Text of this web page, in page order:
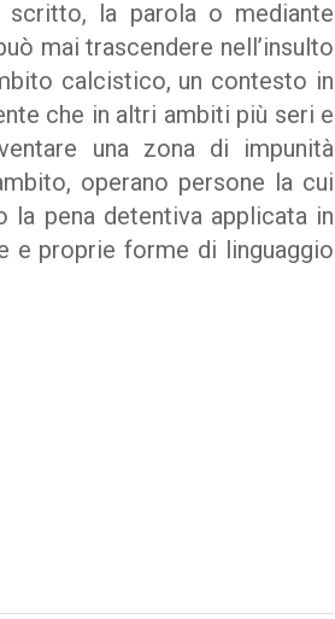
scritto, la parola o mediante
mai trascendere nell’insulto
calcistico, un contesto in
che in altri ambiti più seri e
una zona di impunità
operano persone la cui
la pena detentiva applicata in
e proprie forme di linguaggio